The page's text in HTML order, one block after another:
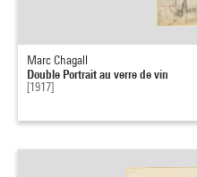
Marc Chagall
Double Portrait au verre de vin
[1917]